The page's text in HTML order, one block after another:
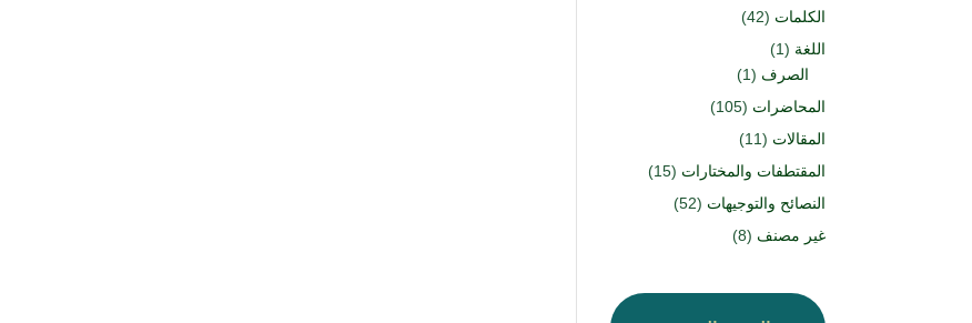
الكلمات (42)
اللغة (1)
الصرف (1)
المحاضرات (105)
المقالات (11)
المقتطفات والمختارات (15)
النصائح والتوجيهات (52)
غير مصنف (8)